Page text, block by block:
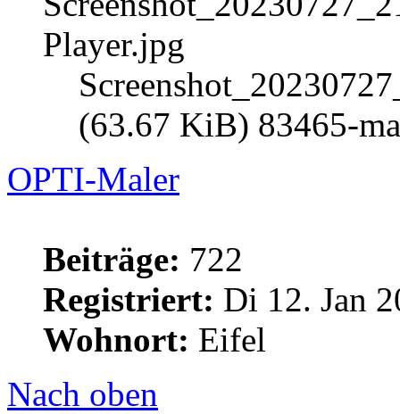
(63.67 KiB) 83465-
OPTI-Maler
Beiträge: 722
Registriert: Di 12. Jan
Wohnort: Eifel
Nach oben